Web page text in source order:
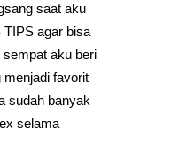
saat aku
TIPS agar bisa
sempat aku beri
menjadi favorit
sudah banyak
selama